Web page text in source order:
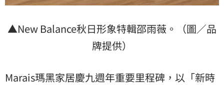
▲New Balance秋日形象特輯邵雨薇。（圖／品
牌提供）
Marais瑪黑家居慶九週年重要里程碑，以「新時